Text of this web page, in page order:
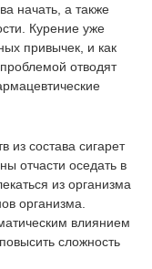
начать, а также
Курение уже
привычек, и как
отводят
из состава сигарет
отчасти оседать в
из организма
организма.
влиянием
сложность